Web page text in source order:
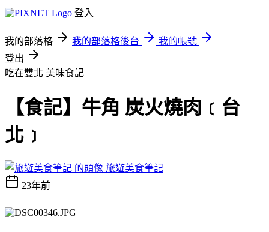
登入
我的部落格 我的部落格後台
我的帳號
登出
吃在雙北 美味食記
【食記】牛角 炭火燒肉﹝台
北﹞
旅遊美食筆記
23年前